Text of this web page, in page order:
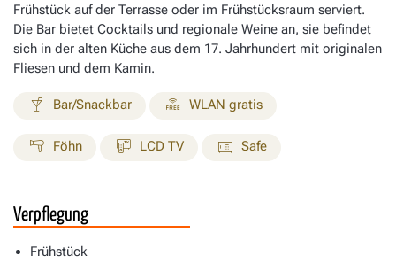
Frühstück auf der Terrasse oder im Frühstücksraum serviert.
Die Bar bietet Cocktails und regionale Weine an, sie befindet
sich in der alten Küche aus dem 17. Jahrhundert mit originalen
Fliesen und dem Kamin.
Bar/Snackbar WLAN gratis
Föhn LCD TV Safe
Verpflegung
Frühstück